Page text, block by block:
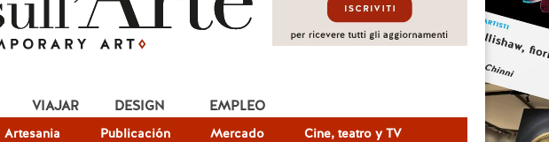
Artesania Publicación Mercado Cine, teatro y TV
VIAJAR DESIGN EMPLEO